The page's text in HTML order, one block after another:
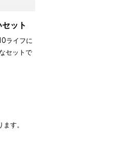
ット
ライフに
セットで
す。